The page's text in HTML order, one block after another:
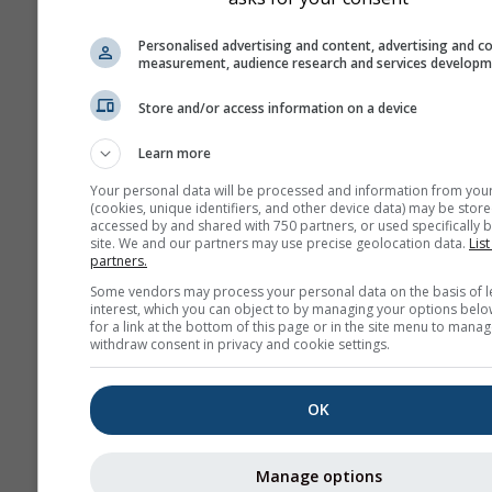
mph kn
Позадина
Са позадинском
Без позадине:
Без позадине:
Personalised advertising and content, advertising and
measurement, audience research and services
Store and/or access information on a device
Learn more
Your personal data will be processed and information from
(cookies, unique identifiers, and other device data) may be
accessed by and shared with 750 partners, or used specifically
site. We and our partners may use precise geolocation data.
partners.
Some vendors may process your personal data on the basis of
interest, which you can object to by managing your options
for a link at the bottom of this page or in the site menu to
withdraw consent in privacy and cookie settings.
OK
Manage options